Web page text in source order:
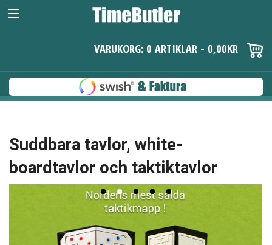
VARUKORG: 0 ARTIKLAR - 0,00KR
Suddbara tavlor, white-
boardtavlor och taktiktavlor
coach tavlor